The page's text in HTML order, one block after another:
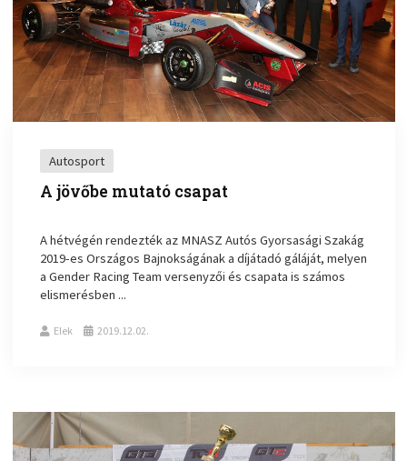
Autosport
A jövőbe mutató csapat
A hétvégén rendezték az MNASZ Autós Gyorsasági Szakág
2019-es Országos Bajnokságának a díjátadó gáláját, melyen
a Gender Racing Team versenyzői és csapata is számos
elismerésben ...
Elek 2019.12.02.